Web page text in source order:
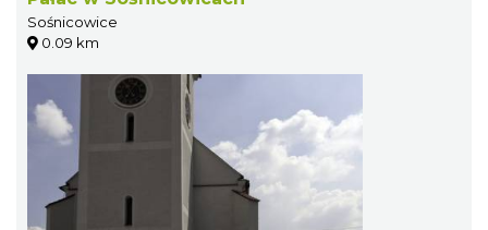
Sośnicowice
0.09 km